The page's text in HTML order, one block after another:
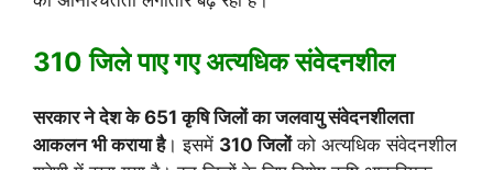
310 जिले पाए गए अत्यधिक संवेदनशील
सरकार ने देश के 651 कृषि जिलों का जलवायु संवेदनशीलता
आकलन भी कराया है। इसमें 310 जिलोंको अत्यधिक संवेदनशील